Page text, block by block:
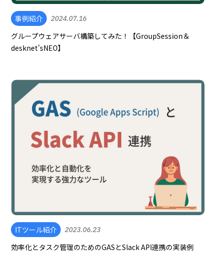
事例紹介 2024.07.16
グループウェアサーバ構築してみた！【GroupSession＆
desknet’sNEO】
ITツール紹介 2023.06.23
効率化とタスク管理のためのGASとSlack API連携の実装例